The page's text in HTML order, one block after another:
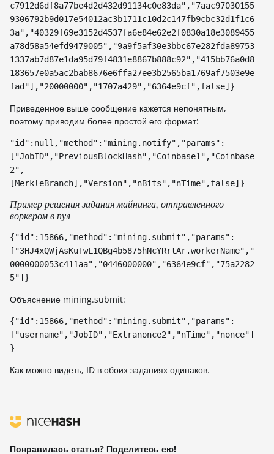
c7912d6df8a77be4d2d432d91134c0e83da","7aac97030155
9306792b9d017e54012ac3b1711c10d2c147fb9cbc32d1f1c6
3a","40329f69e3152d4537fa6e84e62e2f0830a18e3089455
a78d58a54efd9479005","9a9f5af30e3bbc67e282fda89753
1337ab7d87e1da95d79f4831e8867b888c92","415bb76a0d8
183657e0a5ac2bab8676e6ffa27ee3b2565ba1769af7503e9e
fad"],"20000000","1707a429","6364e9cf",false]}
Приведенное выше сообщение кажется непонятным,
поэтому приводим более простой его формат:
"id":null,"method":"mining.notify","params":
["JobID","PreviousBlockHash","Coinbase1","Coinbase
2",
[MerkleBranch],"Version","nBits","nTime",false]}
Пример решения задания майнинга, отправленного
воркером в пул
{"id":15866,"method":"mining.submit","params":
["3HJ4xQWjAsKuTwL1QBg4b5875hNcYRrtAr.workerName","
0000000053c411aa","0446000000","6364e9cf","75a2282
5"]}
Объяснение mining.submit:
{"id":15866,"method":"mining.submit","params":
["username","JobID","Extranonce2","nTime","nonce"]
}
Как можно видеть, ID в обоих заданиях одинаков.
Понравилась статья? Поделитесь ею!